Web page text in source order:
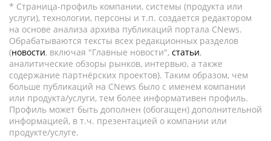
* Страница-профиль компании, системы (продукта или
услуги), технологии, персоны и т.п. создается редактором
на основе анализа архива публикаций портала CNews.
Обрабатываются тексты всех редакционных разделов
(новости, включая "Главные новости", статьи,
аналитические обзоры рынков, интервью, а также
содержание партнёрских проектов). Таким образом, чем
больше публикаций на CNews было с именем компании
или продукта/услуги, тем более информативен профиль.
Профиль может быть дополнен (обогащен) дополнительной
информацией, в т.ч. презентацией о компании или
продукте/услуге.